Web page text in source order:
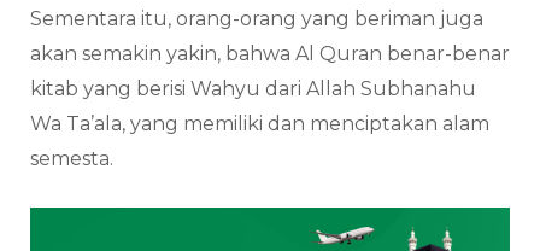
Sementara itu, orang-orang yang beriman juga
akan semakin yakin, bahwa Al Quran benar-benar
kitab yang berisi Wahyu dari Allah Subhanahu
Wa Ta’ala, yang memiliki dan menciptakan alam
semesta.